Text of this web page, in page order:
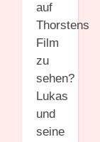
auf
Thorstens
Film
zu
sehen?
Lukas
und
seine